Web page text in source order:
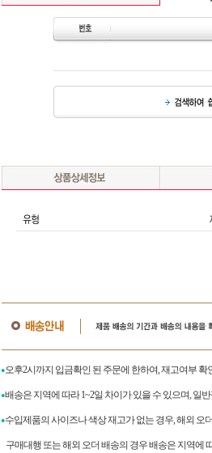
●오후2시까지 입금확인 된 주문에 한하여, 재고여부
●배송은 지역에 따라 1~2일 차이가 있을 수 있으며, 일
●수입제품의 사이즈나 색상 재고가 없는 경우, 해외 오
구매대행 또는 해외 오더 배송의 경우 배송은 지역에